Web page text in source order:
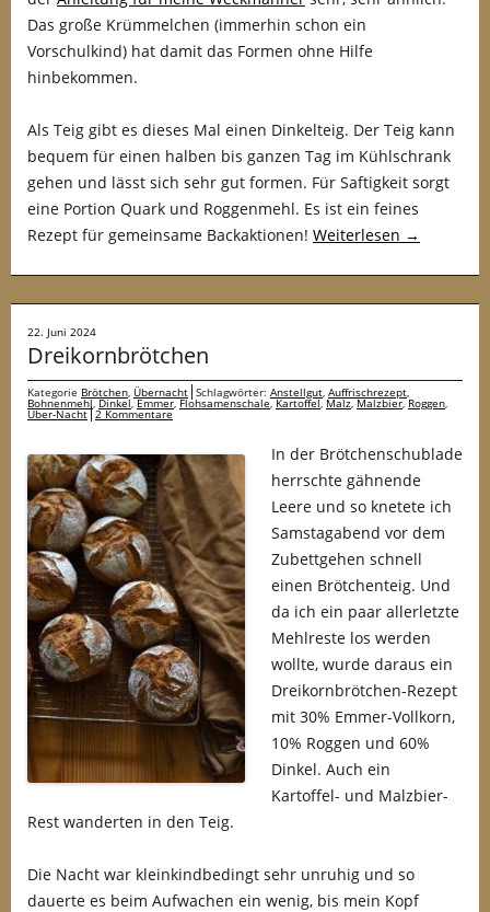
Das große Krümmelchen (immerhin schon ein
Vorschulkind) hat damit das Formen ohne Hilfe
hinbekommen.
Als Teig gibt es dieses Mal einen Dinkelteig. Der Teig kann
bequem für einen halben bis ganzen Tag im Kühlschrank
gehen und lässt sich sehr gut formen. Für Saftigkeit sorgt
eine Portion Quark und Roggenmehl. Es ist ein feines
Rezept für gemeinsame Backaktionen! Weiterlesen →
22. Juni 2024
Dreikornbrötchen
Kategorie Brötchen, Übernacht Schlagwörter: Anstellgut, Auffrischrezept,
Bohnenmehl,Dinkel,Emmer,Flohsamenschale,Kartoffel, Malz,Malzbier,Roggen,
Über-Nacht 2 Kommentare
In der Brötchenschublade
herrschte gähnende
Leere und so knetete ich
Samstagabend vor dem
Zubettgehen schnell
einen Brötchenteig. Und
da ich ein paar allerletzte
Mehlreste los werden
wollte, wurde daraus ein
Dreikornbrötchen-Rezept
mit 30% Emmer-Vollkorn,
10% Roggen und 60%
Dinkel. Auch ein
Kartoffel- und Malzbier-
Rest wanderten in den Teig.
Die Nacht war kleinkindbedingt sehr unruhig und so
dauerte es beim Aufwachen ein wenig, bis mein Kopf